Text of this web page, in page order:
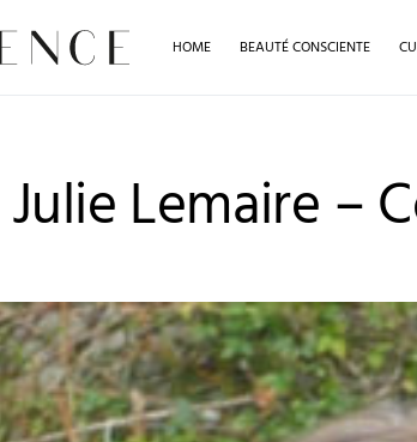
HOME BEAUTÉ CONSCIENTE
Julie Lemaire –